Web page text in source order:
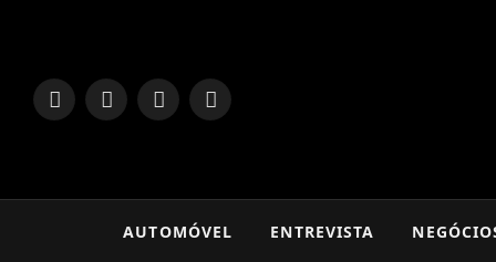
LinkedInFacebookInstagram
TikTok
AUTOMÓVEL ENTREVISTA